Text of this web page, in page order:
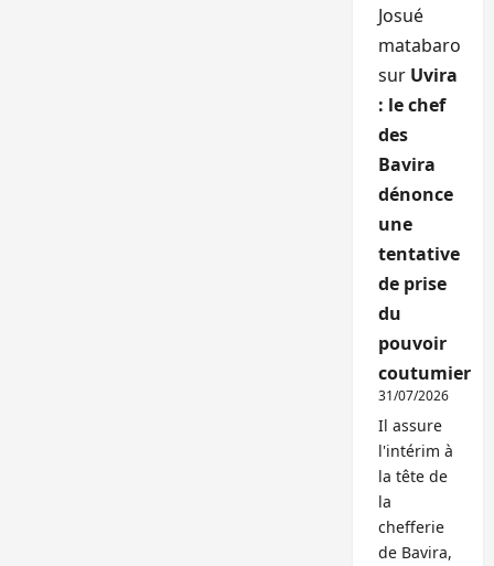
Josué
matabaro
sur Uvira
: le chef
des
Bavira
dénonce
une
tentative
de prise
du
pouvoir
coutumier
31/07/2026
Il assure
l'intérim à
la tête de
la
chefferie
de Bavira,